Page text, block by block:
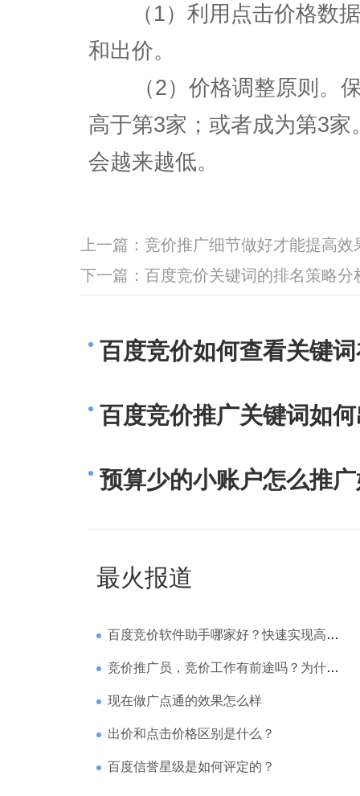
（1）利用点击价格数据
和出价。
（2）价格调整原则。保
高于第3家；或者成为第3
会越来越低。
上一篇： 竞价推广细节做好才能提高效
下一篇： 百度竞价关键词的排名策略分
百度竞价如何查看关键
百度竞价推广关键词如
预算少的小账户怎么推
最火报道
百度竞价软件助手哪家好？快速实现高回报哪家强？
竞价推广员，竞价工作有前途吗？为什么待遇那么高
现在做广点通的效果怎么样
出价和点击价格区别是什么？
百度信誉星级是如何评定的？